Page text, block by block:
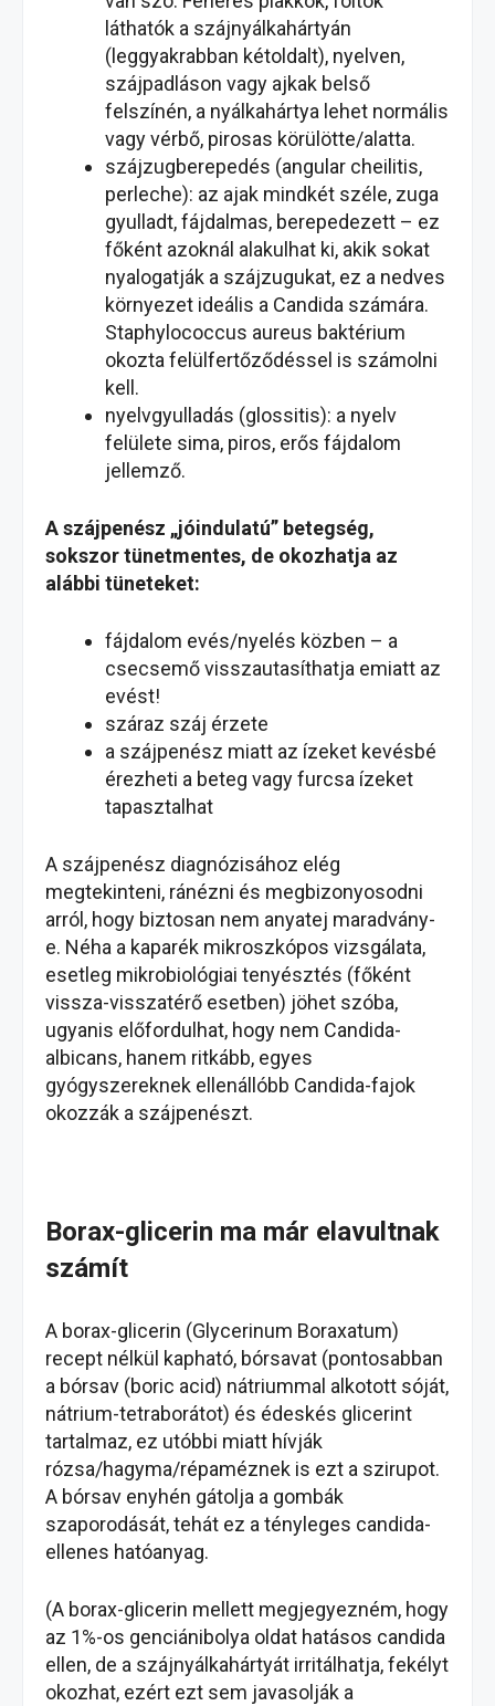
láthatók a szájnyálkahártyán
(leggyakrabban kétoldalt), nyelven,
szájpadláson vagy ajkak belső
felszínén, a nyálkahártya lehet normális
vagy vérbő, pirosas körülötte/alatta.
szájzugberepedés (angular cheilitis,
perleche): az ajak mindkét széle, zuga
gyulladt, fájdalmas, berepedezett – ez
főként azoknál alakulhat ki, akik sokat
nyalogatják a szájzugukat, ez a nedves
környezet ideális a Candida számára.
Staphylococcus aureus baktérium
okozta felülfertőződéssel is számolni
kell.
nyelvgyulladás (glossitis): a nyelv
felülete sima, piros, erős fájdalom
jellemző.
A szájpenész „jóindulatú” betegség,
sokszor tünetmentes, de okozhatja az
alábbi tüneteket:
fájdalom evés/nyelés közben – a
csecsemő visszautasíthatja emiatt az
evést!
száraz száj érzete
a szájpenész miatt az ízeket kevésbé
érezheti a beteg vagy furcsa ízeket
tapasztalhat
A szájpenész diagnózisához elég
megtekinteni, ránézni és megbizonyosodni
arról, hogy biztosan nem anyatej maradvány-
e. Néha a kaparék mikroszkópos vizsgálata,
esetleg mikrobiológiai tenyésztés (főként
vissza-visszatérő esetben) jöhet szóba,
ugyanis előfordulhat, hogy nem Candida-
albicans, hanem ritkább, egyes
gyógyszereknek ellenállóbb Candida-fajok
okozzák a szájpenészt.
Borax-glicerin ma már elavultnak
számít
A borax-glicerin (Glycerinum Boraxatum)
recept nélkül kapható, bórsavat (pontosabban
a bórsav (boric acid) nátriummal alkotott sóját,
nátrium-tetraborátot) és édeskés glicerint
tartalmaz, ez utóbbi miatt hívják
rózsa/hagyma/répaméznek is ezt a szirupot.
A bórsav enyhén gátolja a gombák
szaporodását, tehát ez a tényleges candida-
ellenes hatóanyag.
(A borax-glicerin mellett megjegyezném, hogy
az 1%-os genciánibolya oldat hatásos candida
ellen, de a szájnyálkahártyát irritálhatja, fekélyt
okozhat, ezért ezt sem javasolják a